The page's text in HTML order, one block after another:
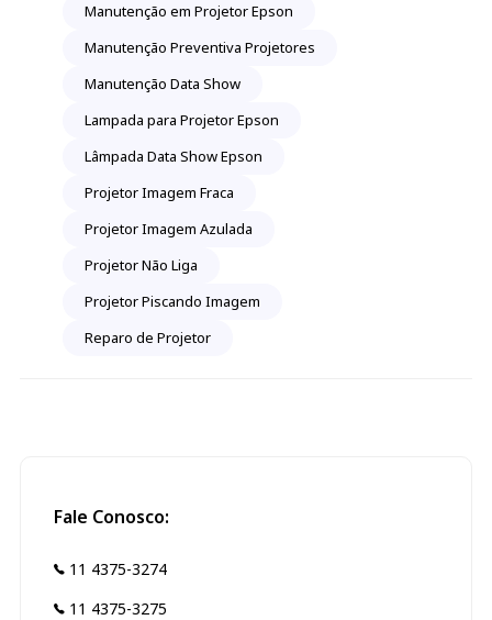
Manutenção em Projetor Epson
Manutenção Preventiva Projetores
Manutenção Data Show
Lampada para Projetor Epson
Lâmpada Data Show Epson
Projetor Imagem Fraca
Projetor Imagem Azulada
Projetor Não Liga
Projetor Piscando Imagem
Reparo de Projetor
Fale Conosco:
11 4375-3274
11 4375-3275